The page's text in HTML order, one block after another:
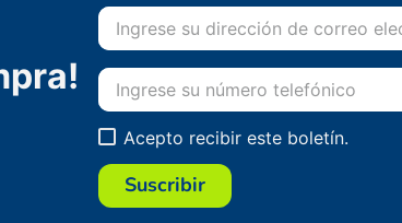
Acepto recibir este boletín.
Suscribir